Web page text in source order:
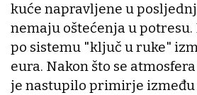
kuće napravljene u
nemaju oštećenja u
po sistemu "ključ u ruke"
eura. Nakon što se
je nastupilo primirje između